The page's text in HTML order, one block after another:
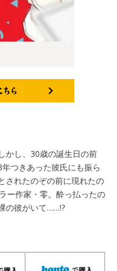
かし、30歳の誕生日の前
つきあった彼氏にも振ら
されたのぞの前に現れたの
ー作家・零。酔っ払ったの
の彼がいて……!?